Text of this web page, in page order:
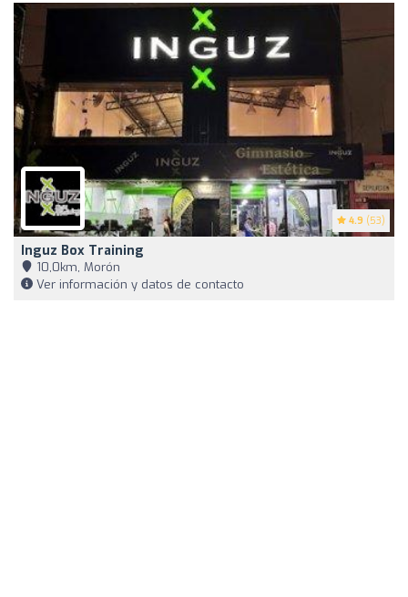
4.9 (53)
Inguz Box Training
10,0km, Morón
Ver información y datos de contacto